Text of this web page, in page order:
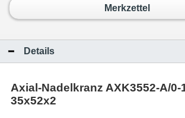
Merkzettel
Details
Axial-Nadelkranz AXK3552-A/0-
35x52x2